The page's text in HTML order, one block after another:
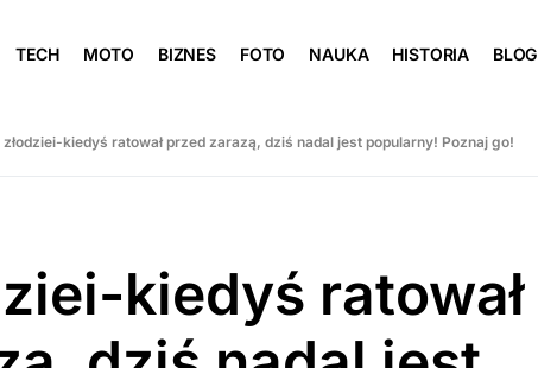
TECH MOTO BIZNES FOTO NAUKA HISTORIA BLOG
złodziei-kiedyś ratował przed zarazą, dziś nadal jest popularny! Poznaj go!
kiedyś ratował